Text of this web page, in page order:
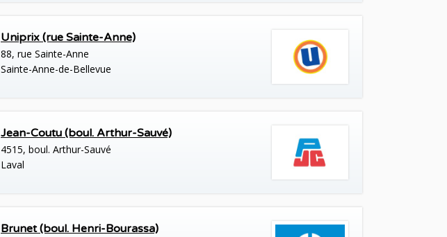
Uniprix (rue Sainte-Anne)
88, rue Sainte-Anne
Sainte-Anne-de-Bellevue
Jean-Coutu (boul. Arthur-Sauvé)
4515, boul. Arthur-Sauvé
Laval
Brunet (boul. Henri-Bourassa)